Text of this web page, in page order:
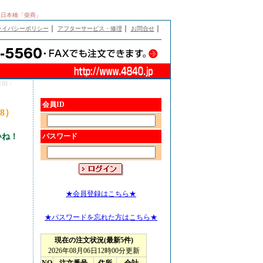
本橋「柴商」
イバシーポリシー アフターサービス・修理 お問合せ｜
：
！
会員ID
パスワード
★会員登録はこちら★
★パスワードを忘れた方はこちら★